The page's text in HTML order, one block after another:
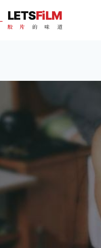
LETSFiLM
胶 片 的 味 道